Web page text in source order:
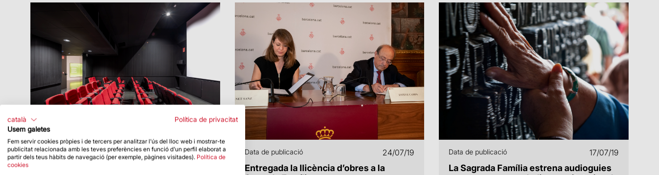
Data de publicació 05/08/19 Data de publicació 24/07/19
Entregada la llicència d’obres a la
Data de publicació 17/07/19
La Sagrada Família estrena audioguies
català
Política de privacitat
Usem galetes
Fem servir cookies pròpies i de tercers per analitzar l'ús del lloc web i mostrar-te
publicitat relacionada amb les teves preferències en funció d'un perfil elaborat a
partir dels teus hàbits de navegació (per exemple, pàgines visitades). Política de
cookies